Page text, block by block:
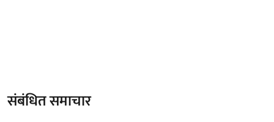
संबंधित समाचार